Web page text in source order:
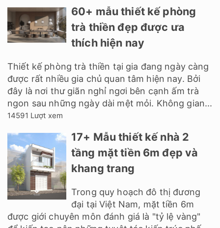
60+ mẫu thiết kế phòng
trà thiền đẹp được ưa
thích hiện nay
Thiết kế phòng trà thiền tại gia đang ngày càng
được rất nhiều gia chủ quan tâm hiện nay. Bởi
đây là nơi thư giãn nghỉ ngơi bên cạnh ấm trà
ngon sau những ngày dài mệt mỏi. Không gian...
14591 Lượt xem
17+ Mẫu thiết kế nhà 2
tầng mặt tiền 6m đẹp và
khang trang
Trong quy hoạch đô thị đương
đại tại Việt Nam, mặt tiền 6m
được giới chuyên môn đánh giá là "tỷ lệ vàng"